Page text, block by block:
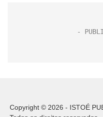
Copyright © 2026 - ISTOÉ